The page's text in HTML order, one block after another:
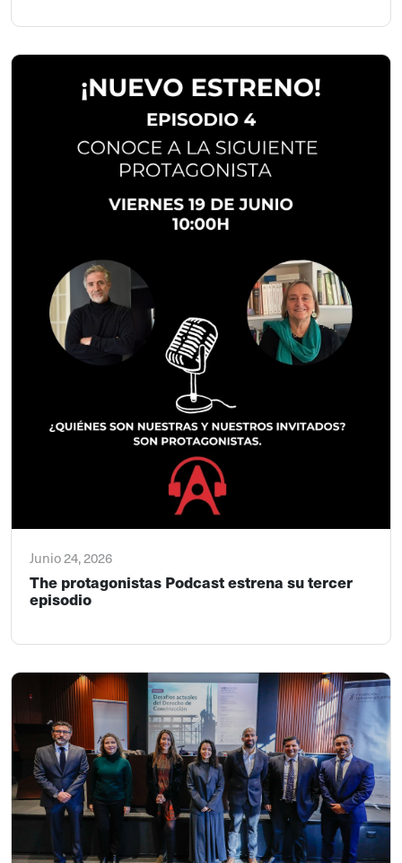
Junio 24, 2026
The protagonistas Podcast estrena su tercer
episodio